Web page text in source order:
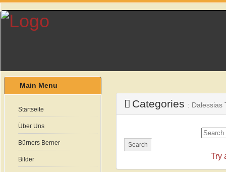
Main Menu
Startseite
Über Uns
Bürners Berner
Bilder
Categories : Dalessias
Search
Try